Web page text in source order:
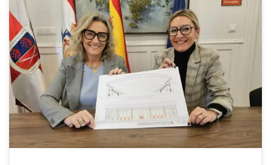
El Equipo de Gobierno pide más crédito al pleno para convertir la
Plaza de Toros en la más pequeña de La Rioja. El expediente no
contiene ni un solo euro para la promesa reciente de ampliar la
Escuela infantil.